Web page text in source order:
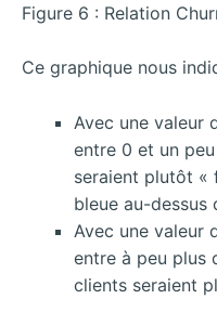
Figure 6 : Relation
Ce graphique nous
Avec une valeur
entre 0 et un
seraient plutôt «
bleue au-dessus
Avec une valeur
entre à peu plus
clients seraient